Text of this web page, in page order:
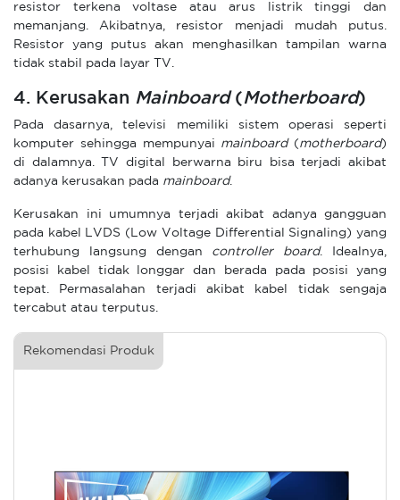
resistor terkena voltase atau arus listrik tinggi dan
memanjang. Akibatnya, resistor menjadi mudah putus.
Resistor yang putus akan menghasilkan tampilan warna
tidak stabil pada layar TV.
4. Kerusakan Mainboard (Motherboard)
Pada dasarnya, televisi memiliki sistem operasi seperti
komputer sehingga mempunyai mainboard (motherboard)
di dalamnya. TV digital berwarna biru bisa terjadi akibat
adanya kerusakan pada mainboard.
Kerusakan ini umumnya terjadi akibat adanya gangguan
pada kabel LVDS (Low Voltage Differential Signaling) yang
terhubung langsung dengan controller board. Idealnya,
posisi kabel tidak longgar dan berada pada posisi yang
tepat. Permasalahan terjadi akibat kabel tidak sengaja
tercabut atau terputus.
Rekomendasi Produk